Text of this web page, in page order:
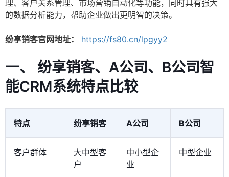
理、客户关系管理、市场营销自动化等功能，同时具有强大
的数据分析能力，帮助企业做出更明智的决策。
纷享销客官网地址： https://fs80.cn/lpgyy2
一、 纷享销客、A公司、B公司智
能CRM系统特点比较
特点 纷享销客 A公司 B公司
客户群体
大中型客
户
中小型企
业
中型企业